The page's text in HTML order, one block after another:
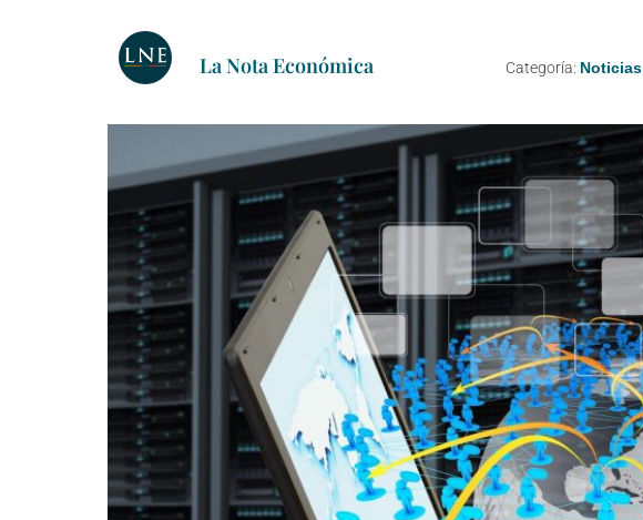
La Nota Económica Categoría: Noticias